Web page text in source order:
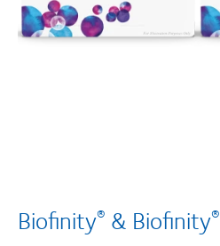
Biofinity® & Biofinity®